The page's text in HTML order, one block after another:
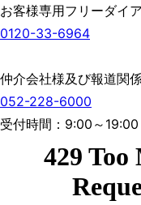
お客様専用フリーダイ
0120-33-6964
仲介会社様及び報道関
052-228-6000
受付時間：9:00～19:00